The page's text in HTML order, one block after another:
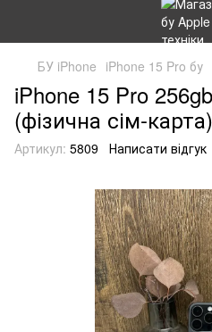
БУ iPhone iPhone 15 Pro бу
iPhone 15 Pro
(фізична сім-карта)
Артикул: 5809 Написати відгук